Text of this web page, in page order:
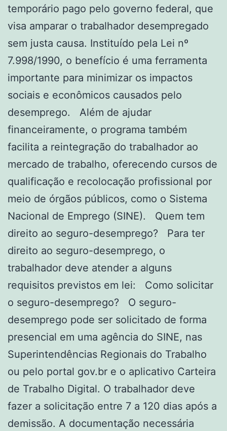
temporário pago pelo governo federal, que
visa amparar o trabalhador desempregado
sem justa causa. Instituído pela Lei nº
7.998/1990, o benefício é uma ferramenta
importante para minimizar os impactos
sociais e econômicos causados pelo
desemprego. Além de ajudar
financeiramente, o programa também
facilita a reintegração do trabalhador ao
mercado de trabalho, oferecendo cursos de
qualificação e recolocação profissional por
meio de órgãos públicos, como o Sistema
Nacional de Emprego (SINE). Quem tem
direito ao seguro-desemprego? Para ter
direito ao seguro-desemprego, o
trabalhador deve atender a alguns
requisitos previstos em lei: Como solicitar
o seguro-desemprego? O seguro-
desemprego pode ser solicitado de forma
presencial em uma agência do SINE, nas
Superintendências Regionais do Trabalho
ou pelo portal gov.br e o aplicativo Carteira
de Trabalho Digital. O trabalhador deve
fazer a solicitação entre 7 a 120 dias após a
demissão. A documentação necessária